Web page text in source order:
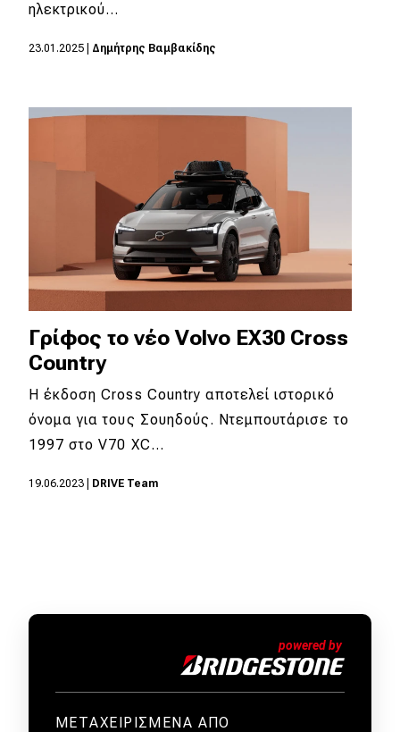
eDRIVE
DRIVE USED
ηλεκτρικού…
23.01.2025 Δημήτρης Βαμβακίδης
Γρίφος το νέο Volvo EX30 Cross
Country
Η έκδοση Cross Country αποτελεί ιστορικό
όνομα για τους Σουηδούς. Ντεμπουτάρισε το
1997 στο V70 XC…
19.06.2023 DRIVE Team
ΜΕΤΑΧΕΙΡΙΣΜΕΝΑ ΑΠΟ